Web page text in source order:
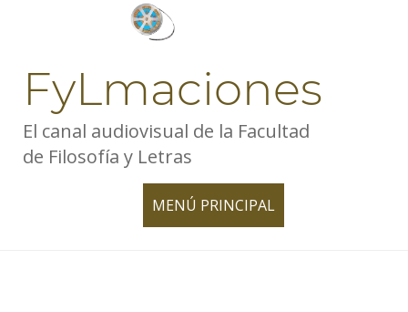
FyLmaciones
El canal audiovisual de la Facultad
de Filosofía y Letras
MENÚ PRINCIPAL
TOGGLE